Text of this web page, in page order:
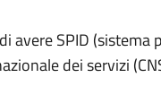
avere SPID
dei servizi